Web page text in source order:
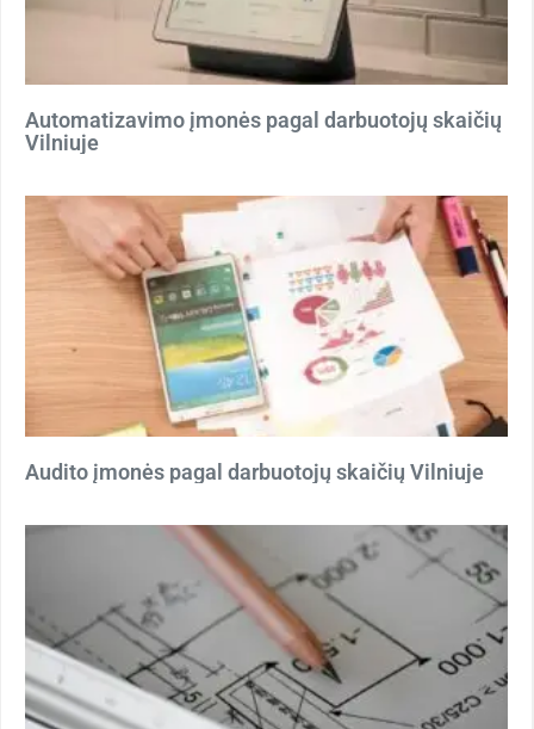
Automatizavimo įmonės pagal darbuotojų skaičių
Vilniuje
Audito įmonės pagal darbuotojų skaičių Vilniuje